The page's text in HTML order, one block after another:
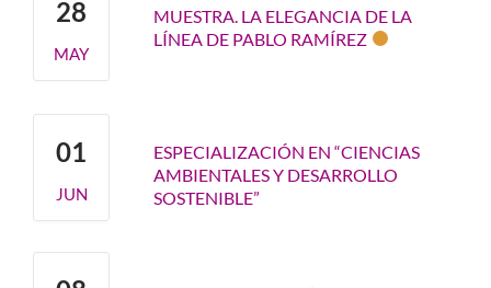
28
MAY
MUESTRA. LA ELEGANCIA DE LA
LÍNEA DE PABLO RAMÍREZ
01
JUN
ESPECIALIZACIÓN EN “CIENCIAS
AMBIENTALES Y DESARROLLO
SOSTENIBLE”